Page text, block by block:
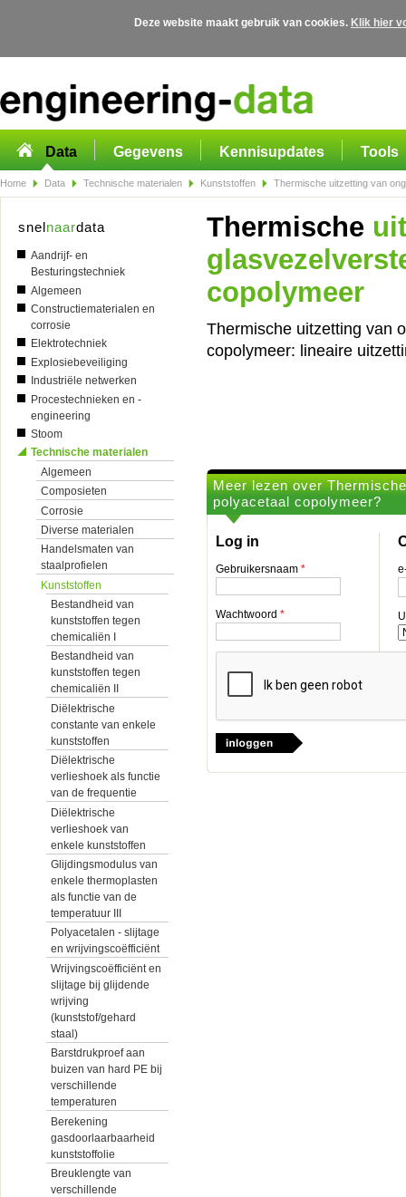
Deze website maakt gebruik van cookies. Klik hier
Data Gegevens Kennisupdates Tools
Home Data Technische materialen Kunststoffen Thermische uitzetting van
snelnaardata
Aandrijf- en
Besturingstechniek
Algemeen
Constructiematerialen en
corrosie
Elektrotechniek
Explosiebeveiliging
Industriële netwerken
Procestechnieken en -
engineering
Stoom
Technische materialen
Algemeen
Composieten
Corrosie
Diverse materialen
Handelsmaten van
staalprofielen
Kunststoffen
Bestandheid van
kunststoffen tegen
chemicaliën I
Bestandheid van
kunststoffen tegen
chemicaliën II
Diëlektrische
constante van enkele
kunststoffen
Diëlektrische
verlieshoek als functie
van de frequentie
Diëlektrische
verlieshoek van
enkele kunststoffen
Glijdingsmodulus van
enkele thermoplasten
als functie van de
temperatuur III
Polyacetalen - slijtage
en wrijvingscoëfficiënt
Wrijvingscoëfficiënt en
slijtage bij glijdende
wrijving
(kunststof/gehard
staal)
Barstdrukproef aan
buizen van hard PE bij
verschillende
temperaturen
Berekening
gasdoorlaarbaarheid
kunststoffolie
Breuklengte van
verschillende
Thermische
copolymeer
Thermische uitzetting van
copolymeer: lineaire
Meer lezen over
polyacetaal copolymeer?
Log in
Gebruikersnaam *
Wachtwoord *